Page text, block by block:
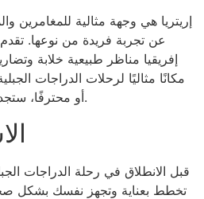
إريتريا هي وجهة مثالية للمغامرين
عن تجربة فريدة من نوعها.
إفريقيا مناظر طبيعية خلابة
مكانًا مثاليًا لرحلات الدراجات
أو محترفًا، ستجد هنا تحديات وفرص لا تُنسى.
قبل الانطلاق في رحلة الدراجات
تخطط بعناية وتجهز نفسك بشكل